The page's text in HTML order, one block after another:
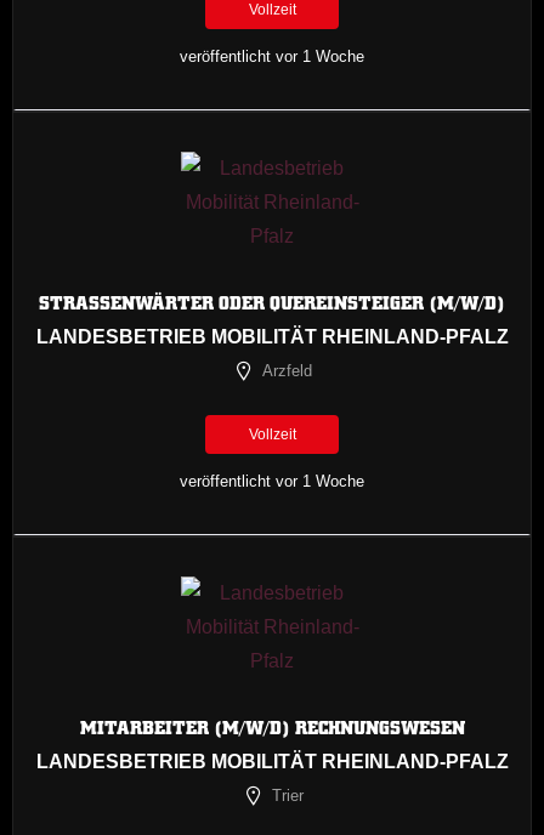
Vollzeit
veröffentlicht vor 1 Woche
STRASSENWÄRTER ODER QUEREINSTEIGER (M/W/D)
LANDESBETRIEB MOBILITÄT RHEINLAND-PFALZ
Arzfeld
Vollzeit
veröffentlicht vor 1 Woche
MITARBEITER (M/W/D) RECHNUNGSWESEN
LANDESBETRIEB MOBILITÄT RHEINLAND-PFALZ
Trier